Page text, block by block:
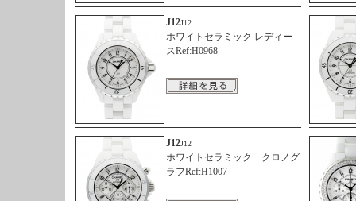
J12J12
ホワイトセラミック レディー
スRef:H0968
J12J12
ホワイトセラミック クロノグ
ラフRef:H1007